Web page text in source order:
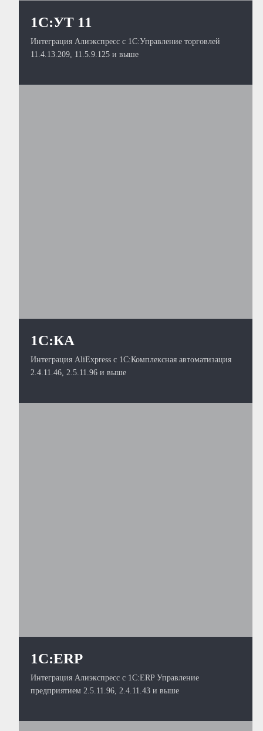
1С:УТ 11
Интеграция Алиэкспресс с 1С:Управление торговлей
11.4.13.209, 11.5.9.125 и выше
1С:КА
Интеграция AliExpress с 1С:Комплексная автоматизация
2.4.11.46, 2.5.11.96 и выше
1С:ERP
Интеграция Алиэкспресс с 1С:ERP Управление
предприятием 2.5.11.96, 2.4.11.43 и выше